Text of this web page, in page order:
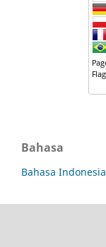
Bahasa
Bahasa Indonesia